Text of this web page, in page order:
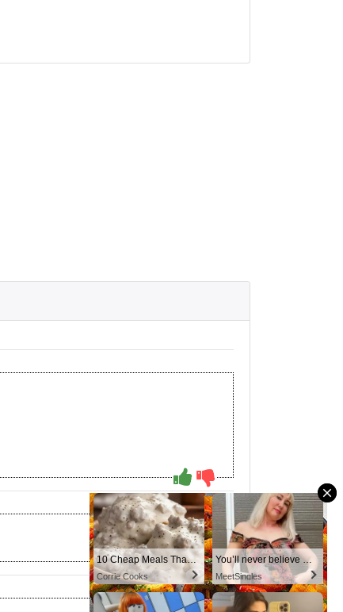
10 Cheap Meals That Taste Like a Million Bucks
Corrie Cooks
You’ll never believe why I moved to… Columbus
MeetSingles